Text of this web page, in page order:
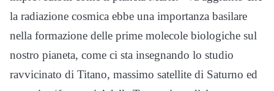
la radiazione cosmica ebbe una importanza basilare
nella formazione delle prime molecole biologiche sul
nostro pianeta, come ci sta insegnando lo studio
ravvicinato di Titano, massimo satellite di Saturno ed